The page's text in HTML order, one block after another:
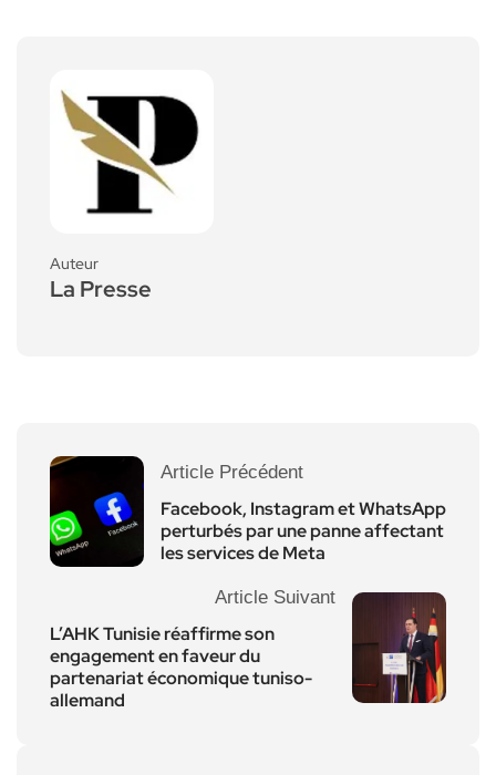
Auteur
La Presse
Article Précédent
Facebook, Instagram et WhatsApp
perturbés par une panne affectant
les services de Meta
Article Suivant
L’AHK Tunisie réaffirme son
engagement en faveur du
partenariat économique tuniso-
allemand